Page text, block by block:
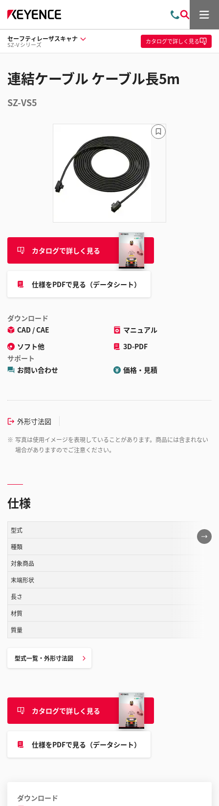
問
い
合
わ
索
メ
ュ
ー
セーフティレーザスキャナ
SZ-V シリーズ カタログで詳しく見る
連結ケーブル ケーブル長5m
SZ-VS5
カタログで詳しく見る
仕様をPDFで見る（データシート）
ダウンロード
CAD / CAE
マニュアル
ソフト他
3D-PDF
サポート
お問い合わせ
価格・見積
外形寸法図
※ 写真は使用イメージを表現していることがあります。商品には含まれない
場合がありますのでご注意ください。
ブ
ッ
仕様
こ
の
型式
種類
対象商品
末端形状
長さ
材質
質量
型式一覧・外形寸法図
カタログで詳しく見る
仕様をPDFで見る（データシート）
ダウンロード